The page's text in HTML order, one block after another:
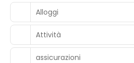
Alloggi
Attività
assicurazioni